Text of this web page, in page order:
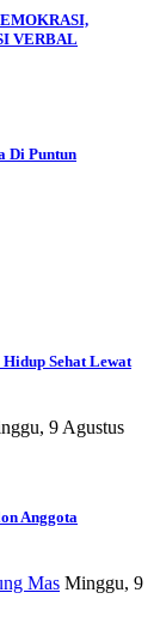
VERBAL
Di Puntun
Sehat Lewat
9 Agustus
Anggota
Mas Minggu, 9